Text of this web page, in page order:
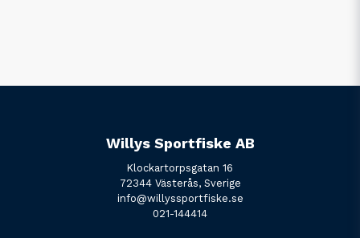
Willys Sportfiske AB
Klockartorpsgatan 16
72344 Västerås, Sverige
info@willyssportfiske.se
021-144414